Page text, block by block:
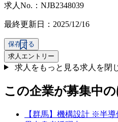
求人No.：NJB2348039
最終更新日：2025/12/16
保存する
求人エントリー
求人をもっと見る求人を閉
この企業が募集中
【群馬】機構設計 ※半